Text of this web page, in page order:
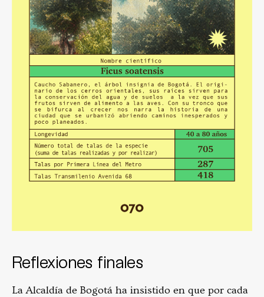
Reflexiones finales
La Alcaldía de Bogotá ha insistido en que por cada